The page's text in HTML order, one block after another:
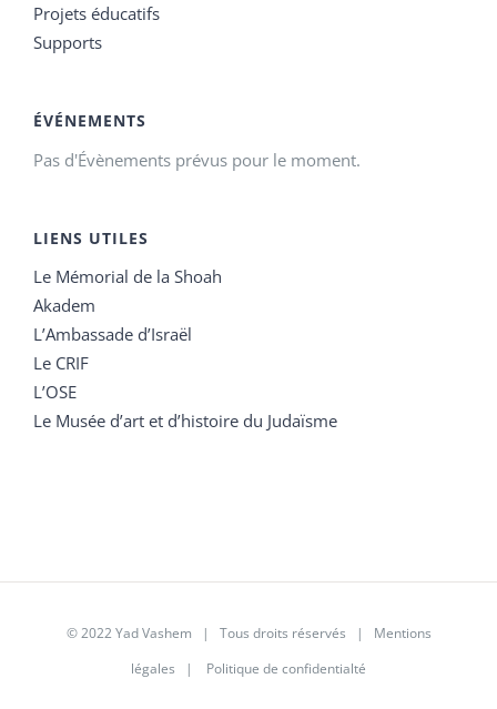
Projets éducatifs
Supports
ÉVÉNEMENTS
Pas d'Évènements prévus pour le moment.
LIENS UTILES
Le Mémorial de la Shoah
Akadem
L’Ambassade d’Israël
Le CRIF
L’OSE
Le Musée d’art et d’histoire du Judaïsme
© 2022 Yad Vashem | Tous droits réservés | Mentions
légales | Politique de confidentialté